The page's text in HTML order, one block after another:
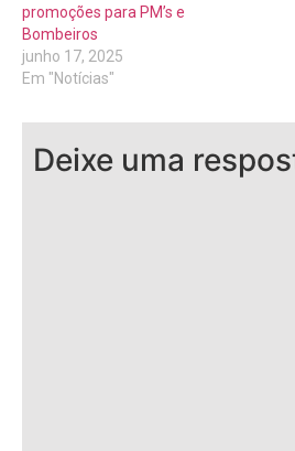
promoções para PM’s e
Bombeiros
junho 17, 2025
Em "Notícias"
Deixe uma